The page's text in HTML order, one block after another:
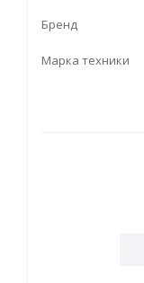
Бренд
Марка техники